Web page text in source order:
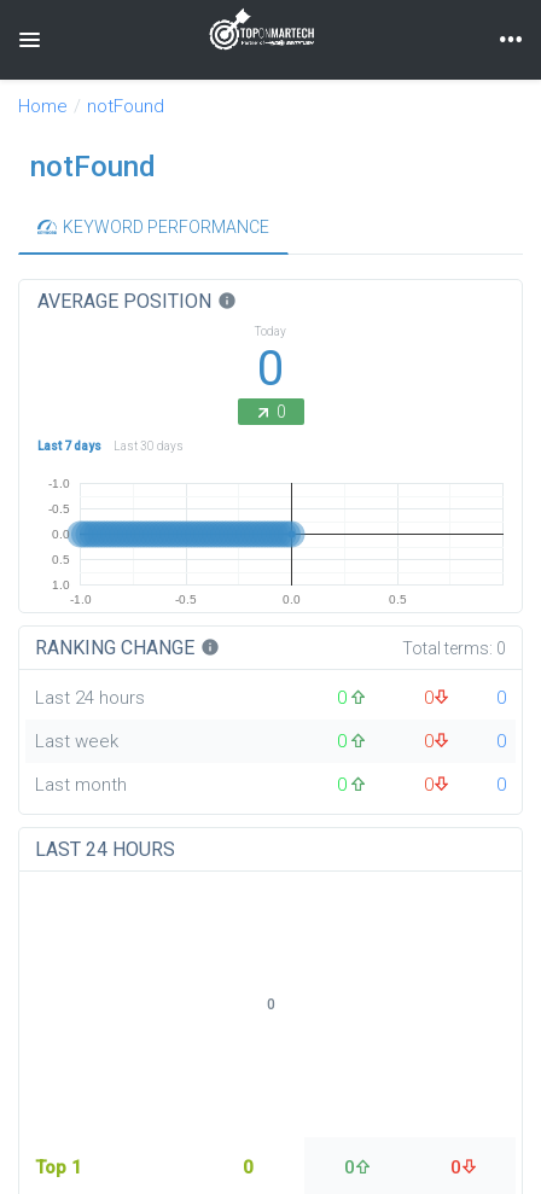
Toggle navigation
Home notFound
notFound
KEYWORD PERFORMANCE
AVERAGE POSITION info
Today
0
0
Last 7 days Last 30 days
-1.0 -0.5 0.0 0.5
-1.0
-0.5
0.0
0.5
1.0
RANKING CHANGE info Total terms: 0
Last 24 hours 0 0
0
Last week
0 0
0
Last month
0 0 0
LAST 24 HOURS
Top 1 0 0 0
0